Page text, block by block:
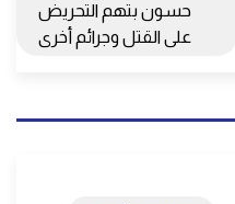
حسون بتهم التحريض
على القتل وجرائم أخرى